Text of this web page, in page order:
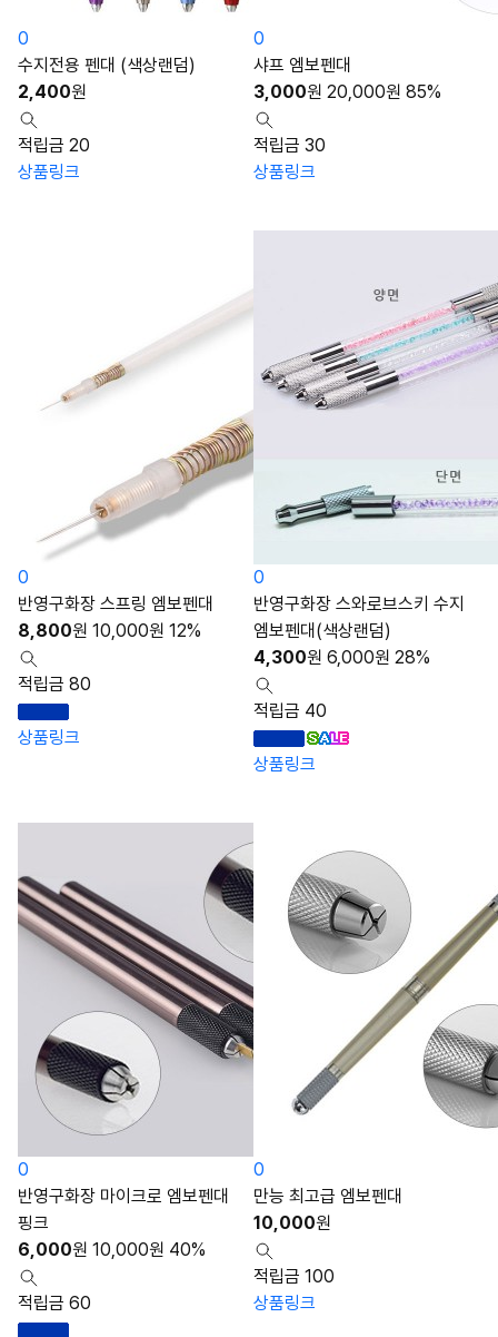
0
수지전용 펜대 (색상랜덤)
2,400원
적립금 20
상품링크
0
샤프 엠보펜대
3,000원 20,000원 85%
적립금 30
상품링크
0
반영구화장 스프링 엠보펜대
8,800원 10,000원 12%
적립금 80
상품링크
0
반영구화장 스와로브스키 수지
엠보펜대(색상랜덤)
4,300원 6,000원 28%
적립금 40
상품링크
0
반영구화장 마이크로 엠보펜대
핑크
6,000원 10,000원 40%
적립금 60
0
만능 최고급 엠보펜대
10,000원
적립금 100
상품링크